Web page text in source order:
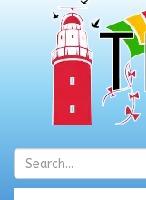
Zoeken